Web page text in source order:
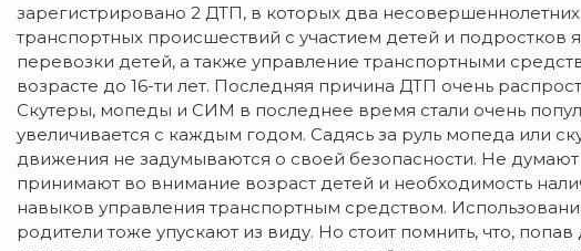
зарегистрировано 2 ДТП, в которых два
транспортных происшествий с участием детей и
перевозки детей, а также управление транспортными
возрасте до 16-ти лет. Последняя причина ДТП очень
Скутеры, мопеды и СИМ в последнее время стали очень
увеличивается с каждым годом. Садясь за руль мопеда или
движения не задумываются о своей безопасности. Не
принимают во внимание возраст детей и необходимость
навыков управления транспортным средством.
родители тоже упускают из виду. Но стоит помнить, что,